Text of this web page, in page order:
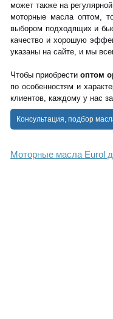
может также на
моторные масла оптом,
выбором подходящих и
качество и хорошую
указаны на сайте, и мы
Чтобы приобрести оптом
по особенностям и
клиентов, каждому у нас
Консультация, подбор
Моторные масла Eurol